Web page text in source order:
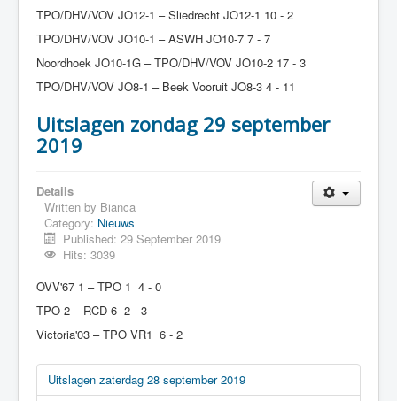
TPO/DHV/VOV JO12-1 – Sliedrecht JO12-1 10 - 2
TPO/DHV/VOV JO10-1 – ASWH JO10-7 7 - 7
Noordhoek JO10-1G – TPO/DHV/VOV JO10-2 17 - 3
TPO/DHV/VOV JO8-1 – Beek Vooruit JO8-3 4 - 11
Uitslagen zondag 29 september
2019
Details
Written by Bianca
Category: Nieuws
Published: 29 September 2019
Hits: 3039
OVV'67 1 – TPO 1 4 - 0
TPO 2 – RCD 6 2 - 3
Victoria'03 – TPO VR1 6 - 2
Uitslagen zaterdag 28 september 2019